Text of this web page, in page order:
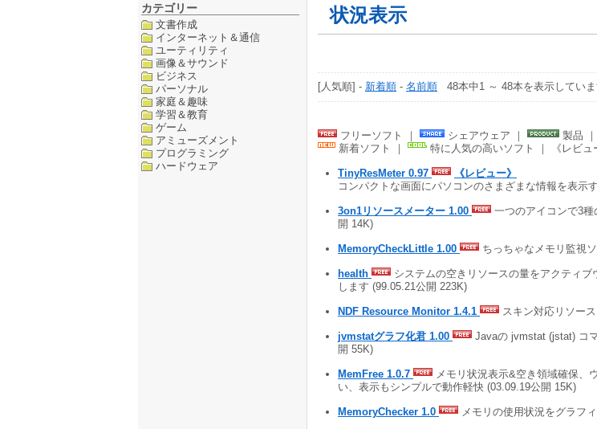
カテゴリー
文書作成
インターネット＆通信
ユーティリティ
画像＆サウンド
ビジネス
パーソナル
家庭＆趣味
学習＆教育
ゲーム
アミューズメント
プログラミング
ハードウェア
状況表示
[人気順] - 新着順 - 名前順 48本中1 ～ 48本を表示してい
フリーソフト ｜ シェアウェア ｜ 製品 ｜
新着ソフト ｜
特に人気の高いソフト ｜ 《レビ
TinyResMeter 0.97
《レビュー》
コンパクトな画面にパソコンのさまざまな情報を表示
3on1リソースメーター 1.00
一つのアイコンで3
開 14K)
MemoryCheckLittle 1.00 ちっちゃなメモリ監視
health
システムの空きリソースの量をアクティ
します (99.05.21公開 223K)
NDF Resource Monitor 1.4.1 スキン対応リソー
jvmstatグラフ化君 1.00
Javaの jvmstat (jstat) コ
開 55K)
MemFree 1.0.7
メモリ状況表示&空き領域確保、
い、表示もシンプルで動作軽快 (03.09.19公開 15K)
MemoryChecker 1.0 メモリの使用状況をグラフ